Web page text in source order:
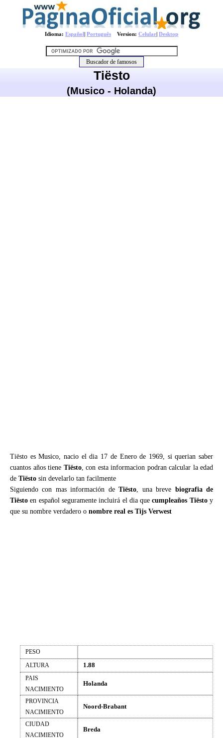
Idioma: Español| Português Version: Celular| Desktop
Tiësto
(Musico - Holanda)
Tiësto es Musico, nacio el dia 17 de Enero de 1969, si querian saber
cuantos años tiene Tiësto, con esta informacion podran calcular la edad
de Tiësto sin develarlo tan facilmente
Siguiendo con mas información deTiësto, una breve biografia de
Tiësto en español seguramente incluirá el dia quecumpleaños Tiëstoy
que su nombre verdadero o nombre real es Tijs Verwest
PESO
ALTURA
1.88
PAIS
NACIMIENTO
Holanda
PROVINCIA
NACIMIENTO
Noord-Brabant
CIUDAD
NACIMIENTO
Breda